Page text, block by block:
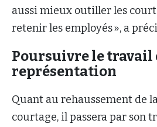
aussi mieux outiller les
retenir les employés », a
Poursuivre le travail
représentation
Quant au rehaussement de
courtage, il passera par son